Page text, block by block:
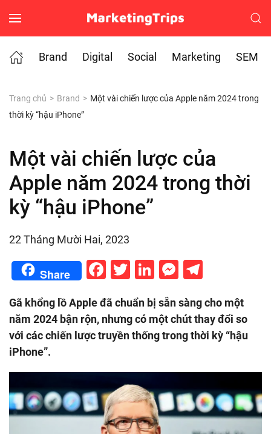
Skip to main content
Brand
Digital Social Marketing SEM
Trang chủ Brand
Một vài chiến lược của Apple năm 2024 trong
thời kỳ “hậu iPhone”
Một vài chiến lược của
Apple năm 2024 trong thời
kỳ “hậu iPhone”
22 Tháng Mười Hai, 2023
Share Facebook
Twitter
LinkedIn
Gã khổng lồ Apple đã chuẩn bị sẵn sàng cho một
năm 2024 bận rộn, nhưng có một chút thay đổi so
với các chiến lược truyền thống trong thời kỳ “hậu
iPhone”.